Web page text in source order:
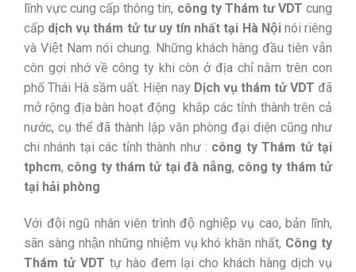
lĩnh vực cung cấp thông tin, công ty Thám tư VDT cung
cấp dịch vụ thám tử tư uy tín nhất tại Hà Nộinói riêng
và Việt Nam nói chung. Những khách hàng đầu tiên vẫn
còn gợi nhớ về công ty khi còn ở địa chỉ nằm trên con
phố Thái Hà sầm uất. Hiện nay Dịch vụ thám tử VDT đã
mở rộng địa bàn hoạt động khắp các tỉnh thành trên cả
nước, cụ thể đã thành lập văn phòng đại diện cũng như
chi nhánh tại các tỉnh thành như : công ty Thám tử tại
tphcm, công ty thám tử tại đà nẵng, công ty thám tử
tại hải phòng
Với đội ngũ nhân viên trình độ nghiệp vụ cao, bản lĩnh,
sãn sàng nhận những nhiệm vụ khó khăn nhất, Công ty
Thám tử VDT tự hào đem lại cho khách hàng dịch vụ